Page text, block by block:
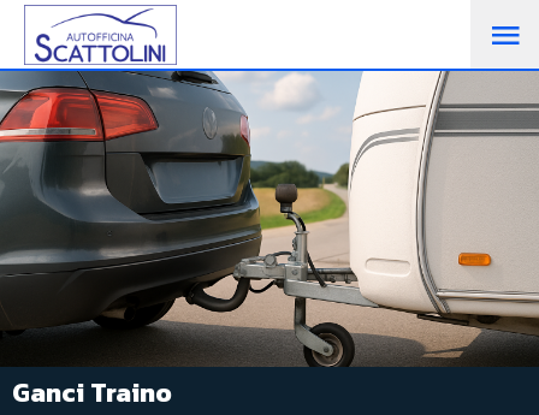
Ganci Traino